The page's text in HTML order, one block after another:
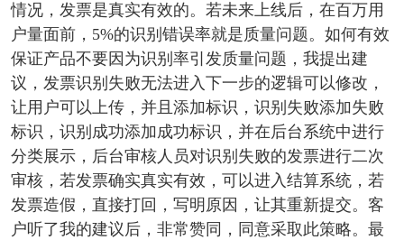
情况，发票是真实有效的。若未来上线后，在百万用
户量面前，5%的识别错误率就是质量问题。如何有效
保证产品不要因为识别率引发质量问题，我提出建
议，发票识别失败无法进入下一步的逻辑可以修改，
让用户可以上传，并且添加标识，识别失败添加失败
标识，识别成功添加成功标识，并在后台系统中进行
分类展示，后台审核人员对识别失败的发票进行二次
审核，若发票确实真实有效，可以进入结算系统，若
发票造假，直接打回，写明原因，让其重新提交。客
户听了我的建议后，非常赞同，同意采取此策略。最